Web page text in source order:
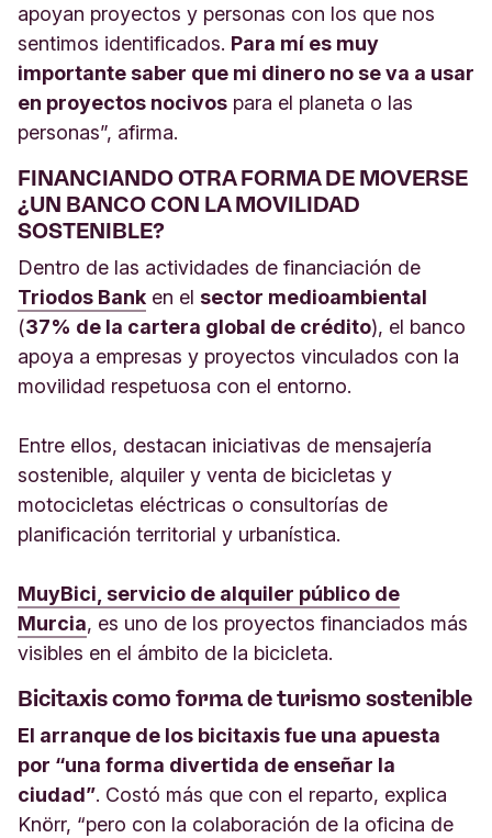
apoyan proyectos y personas con los que nos
sentimos identificados. Para mí es muy
importante saber que mi dinero no se va a usar
en proyectos nocivos para el planeta o las
personas”, afirma.
FINANCIANDO OTRA FORMA DE MOVERSE
¿UN BANCO CON LA MOVILIDAD
SOSTENIBLE?
Dentro de las actividades de financiación de
Triodos Bank en el sector medioambiental
(37% de la cartera global de crédito), el banco
apoya a empresas y proyectos vinculados con la
movilidad respetuosa con el entorno.
Entre ellos, destacan iniciativas de mensajería
sostenible, alquiler y venta de bicicletas y
motocicletas eléctricas o consultorías de
planificación territorial y urbanística.
MuyBici, servicio de alquiler público de
Murcia, es uno de los proyectos financiados más
visibles en el ámbito de la bicicleta.
Bicitaxis como forma de turismo sostenible
El arranque de los bicitaxis fue una apuesta
por “una forma divertida de enseñar la
ciudad”. Costó más que con el reparto, explica
Knörr, “pero con la colaboración de la oficina de